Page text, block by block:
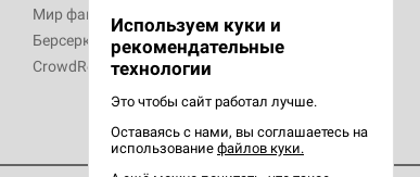
Мир фантастики
Берсерк
CrowdRepublic
Используем куки и
рекомендательные
технологии
Это чтобы сайт работал лучше.
Оставаясь с нами, вы соглашаетесь на
использование файлов куки.